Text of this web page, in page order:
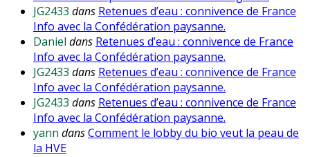
JG2433 dans Retenues d’eau : connivence de France
Info avec la Confédération paysanne.
Daniel dans Retenues d’eau : connivence de France
Info avec la Confédération paysanne.
JG2433 dans Retenues d’eau : connivence de France
Info avec la Confédération paysanne.
JG2433 dans Retenues d’eau : connivence de France
Info avec la Confédération paysanne.
yann dansComment le lobby du bio veut la peau de
la HVE